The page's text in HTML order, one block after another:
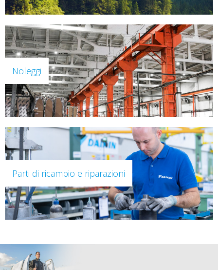
Noleggi
Parti di ricambio e riparazioni